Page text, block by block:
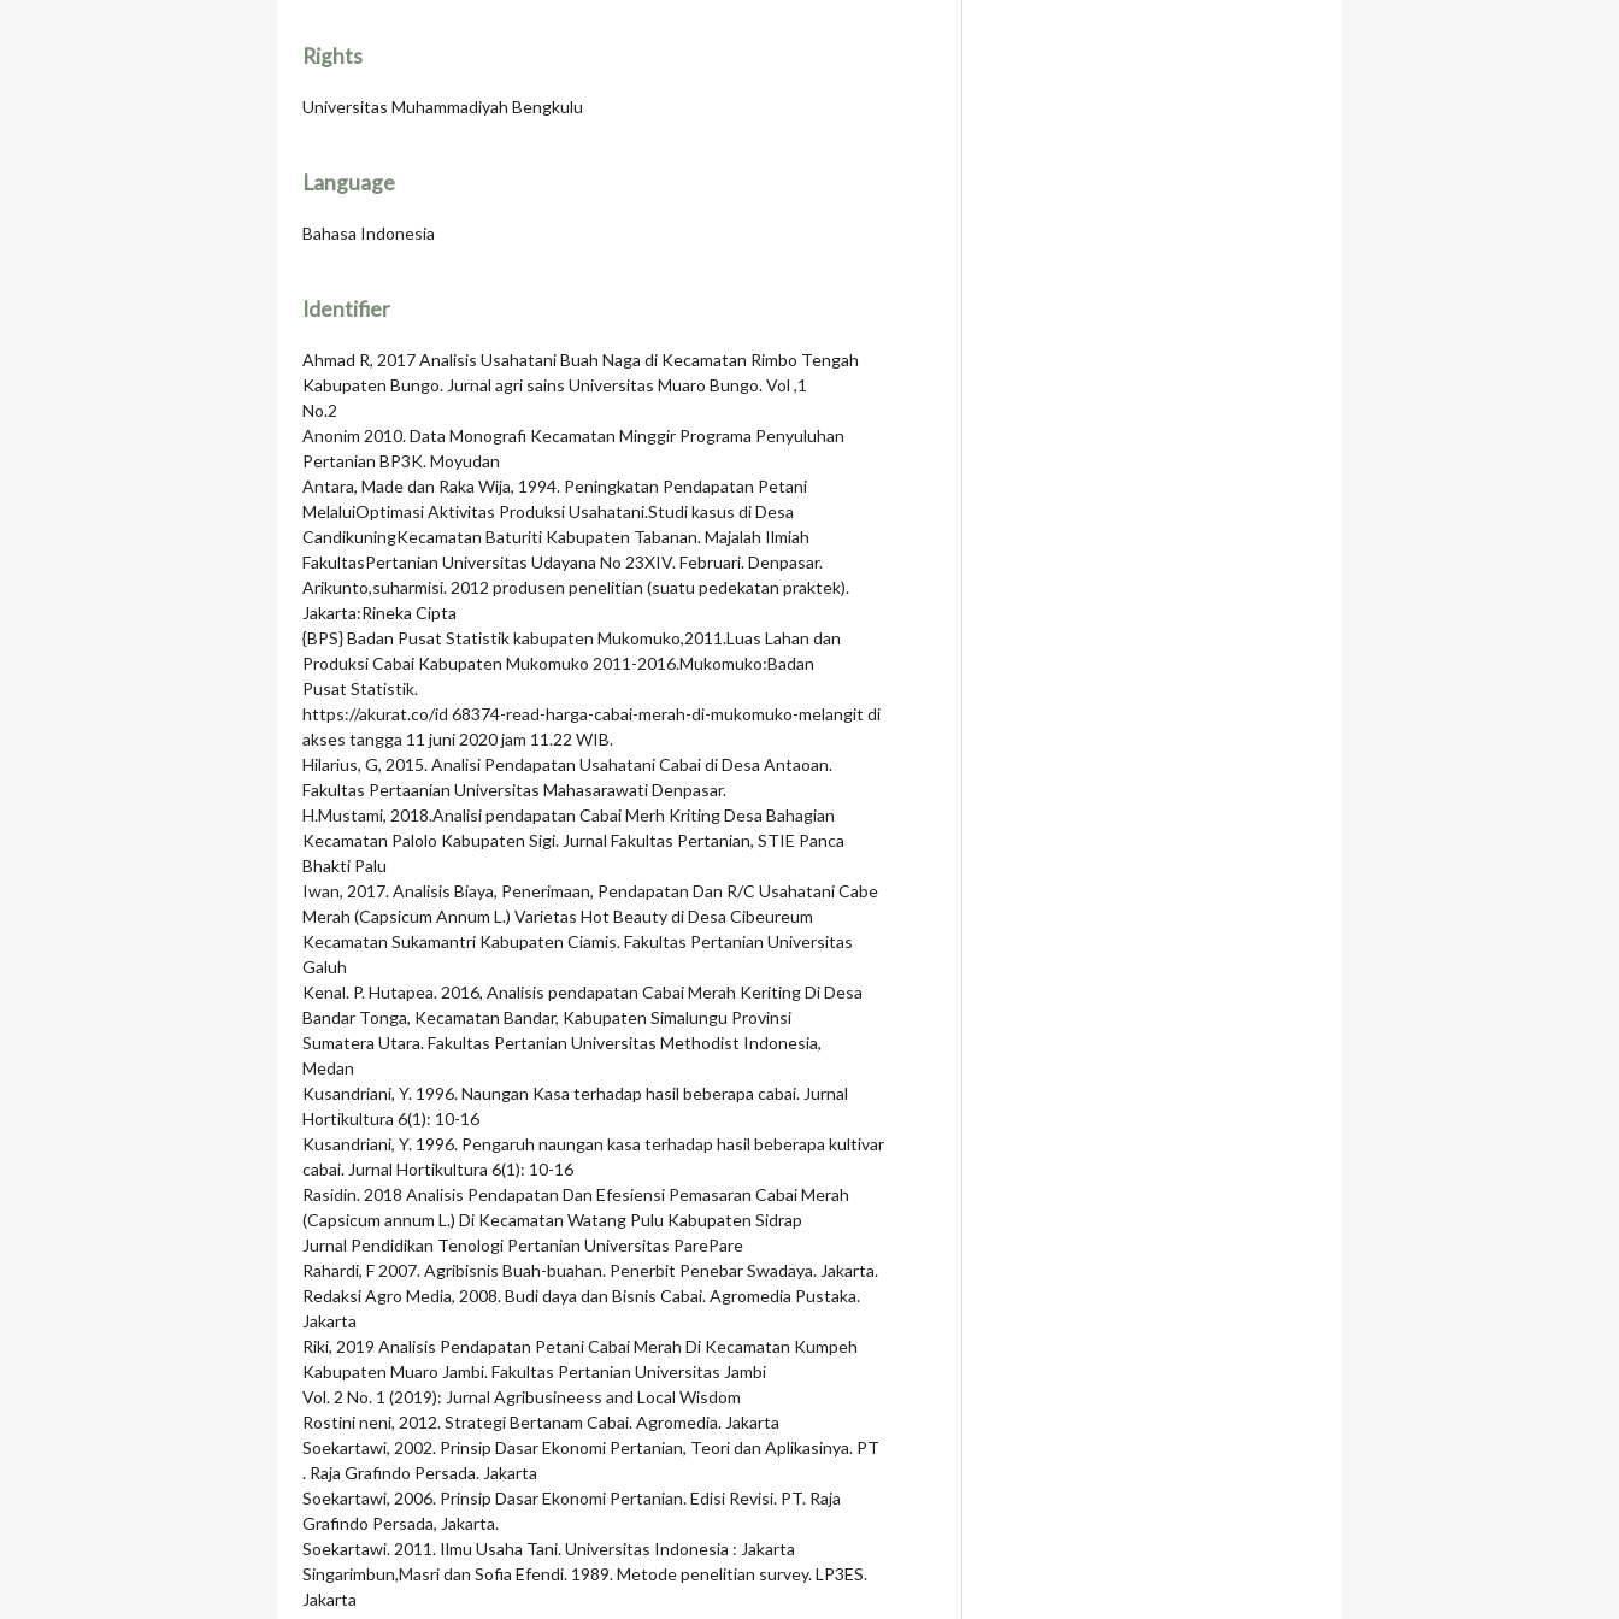
Rights
Universitas Muhammadiyah Bengkulu
Language
Bahasa Indonesia
Identifier
Ahmad R, 2017 Analisis Usahatani Buah Naga di Kecamatan Rimbo Tengah
Kabupaten Bungo. Jurnal agri sains Universitas Muaro Bungo. Vol ,1
No.2
Anonim 2010. Data Monografi Kecamatan Minggir Programa Penyuluhan
Pertanian BP3K. Moyudan
Antara, Made dan Raka Wija, 1994. Peningkatan Pendapatan Petani
MelaluiOptimasi Aktivitas Produksi Usahatani.Studi kasus di Desa
CandikuningKecamatan Baturiti Kabupaten Tabanan. Majalah Ilmiah
FakultasPertanian Universitas Udayana No 23XIV. Februari. Denpasar.
Arikunto,suharmisi. 2012 produsen penelitian (suatu pedekatan praktek).
Jakarta:Rineka Cipta
{BPS} Badan Pusat Statistik kabupaten Mukomuko,2011.Luas Lahan dan
Produksi Cabai Kabupaten Mukomuko 2011-2016.Mukomuko:Badan
Pusat Statistik.
https://akurat.co/id 68374-read-harga-cabai-merah-di-mukomuko-melangit di
akses tangga 11 juni 2020 jam 11.22 WIB.
Hilarius, G, 2015. Analisi Pendapatan Usahatani Cabai di Desa Antaoan.
Fakultas Pertaanian Universitas Mahasarawati Denpasar.
H.Mustami, 2018.Analisi pendapatan Cabai Merh Kriting Desa Bahagian
Kecamatan Palolo Kabupaten Sigi. Jurnal Fakultas Pertanian, STIE Panca
Bhakti Palu
Iwan, 2017. Analisis Biaya, Penerimaan, Pendapatan Dan R/C Usahatani Cabe
Merah (Capsicum Annum L.) Varietas Hot Beauty di Desa Cibeureum
Kecamatan Sukamantri Kabupaten Ciamis. Fakultas Pertanian Universitas
Galuh
Kenal. P. Hutapea. 2016, Analisis pendapatan Cabai Merah Keriting Di Desa
Bandar Tonga, Kecamatan Bandar, Kabupaten Simalungu Provinsi
Sumatera Utara. Fakultas Pertanian Universitas Methodist Indonesia,
Medan
Kusandriani, Y. 1996. Naungan Kasa terhadap hasil beberapa cabai. Jurnal
Hortikultura 6(1): 10-16
Kusandriani, Y. 1996. Pengaruh naungan kasa terhadap hasil beberapa kultivar
cabai. Jurnal Hortikultura 6(1): 10-16
Rasidin. 2018 Analisis Pendapatan Dan Efesiensi Pemasaran Cabai Merah
(Capsicum annum L.) Di Kecamatan Watang Pulu Kabupaten Sidrap
Jurnal Pendidikan Tenologi Pertanian Universitas ParePare
Rahardi, F 2007. Agribisnis Buah-buahan. Penerbit Penebar Swadaya. Jakarta.
Redaksi Agro Media, 2008. Budi daya dan Bisnis Cabai. Agromedia Pustaka.
Jakarta
Riki, 2019 Analisis Pendapatan Petani Cabai Merah Di Kecamatan Kumpeh
Kabupaten Muaro Jambi. Fakultas Pertanian Universitas Jambi
Vol. 2 No. 1 (2019): Jurnal Agribusineess and Local Wisdom
Rostini neni, 2012. Strategi Bertanam Cabai. Agromedia. Jakarta
Soekartawi, 2002. Prinsip Dasar Ekonomi Pertanian, Teori dan Aplikasinya. PT
. Raja Grafindo Persada. Jakarta
Soekartawi, 2006. Prinsip Dasar Ekonomi Pertanian. Edisi Revisi. PT. Raja
Grafindo Persada, Jakarta.
Soekartawi. 2011. Ilmu Usaha Tani. Universitas Indonesia : Jakarta
Singarimbun,Masri dan Sofia Efendi. 1989. Metode penelitian survey. LP3ES.
Jakarta